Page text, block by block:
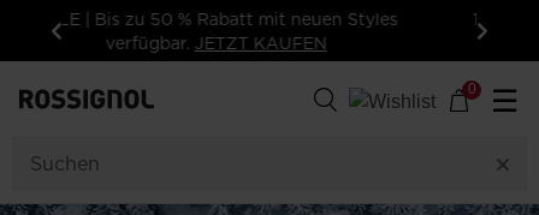
Zurück
15 % Rabatt auf Ihre erste Bestellung:
Abonnieren Sie unseren Newsletter!
Weiter
0 ☰